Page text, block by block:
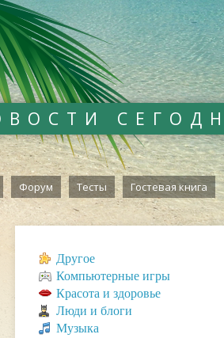
Форум Тесты Гостевая книга
Другое
Компьютерные игры
Красота и здоровье
Люди и блоги
Музыка